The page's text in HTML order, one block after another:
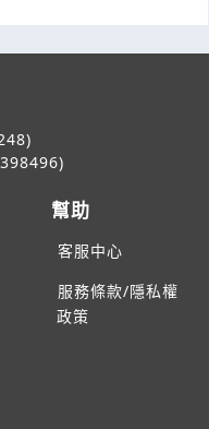
幫助
客服中心
服務條款/隱私權
政策